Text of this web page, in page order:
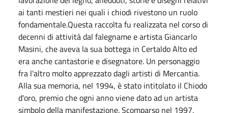
ai tanti mestieri nei quali i chiodi rivestono un ruolo
fondamentale.Questa raccolta fu realizzata nel corso di
decenni di attività dal falegname e artista Giancarlo
Masini, che aveva la sua bottega in Certaldo Alto ed
era anche cantastorie e disegnatore. Un personaggio
fra l'altro molto apprezzato dagli artisti di Mercantia.
Alla sua memoria, nel 1994, è stato intitolato il Chiodo
d'oro, premio che ogni anno viene dato ad un artista
simbolo della manifestazione. Scomparso nel 1997,